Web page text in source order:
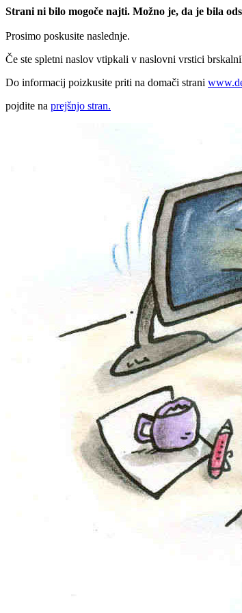
Strani ni bilo mogoče najti. Možno je, da je bila
Prosimo poskusite naslednje.
Če ste spletni naslov vtipkali v naslovni vrstici
Do informacij poizkusite priti na domači strani
pojdite na prejšnjo stran.